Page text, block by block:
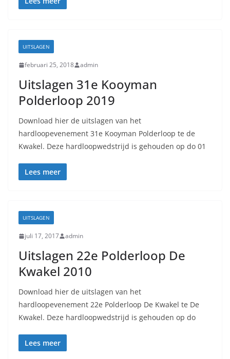
UITSLAGEN
februari 25, 2018 admin
Uitslagen 31e Kooyman
Polderloop 2019
Download hier de uitslagen van het
hardloopevenement 31e Kooyman Polderloop te de
Kwakel. Deze hardloopwedstrijd is gehouden op do 01
Lees meer
UITSLAGEN
juli 17, 2017 admin
Uitslagen 22e Polderloop De
Kwakel 2010
Download hier de uitslagen van het
hardloopevenement 22e Polderloop De Kwakel te De
Kwakel. Deze hardloopwedstrijd is gehouden op do
Lees meer